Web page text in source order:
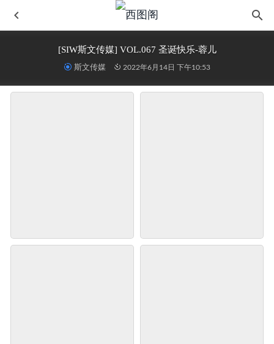
[SIW斯文传媒] VOL.067 圣诞快乐-蓉儿
斯文传媒 2022年6月14日 下午10:53
04-03